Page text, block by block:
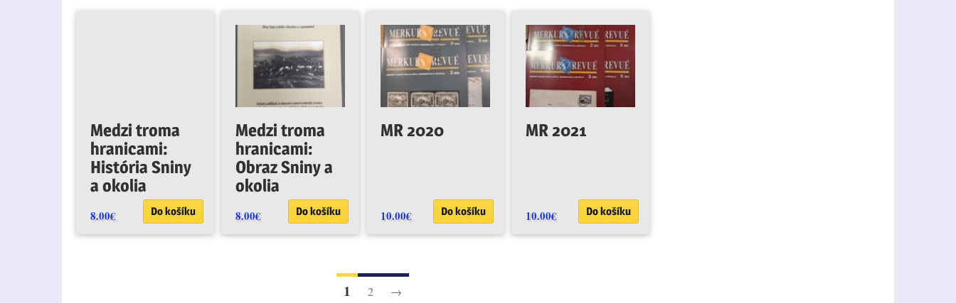
Medzi troma
hranicami:
História Sniny
a okolia
8.00€ Do košíku
Medzi troma
hranicami:
Obraz Sniny a
okolia
8.00€ Do košíku
MR 2020
10.00€ Do košíku
MR 2021
10.00€ Do košíku
1 2 →